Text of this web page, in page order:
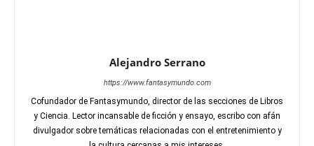
Alejandro Serrano
https://www.fantasymundo.com
Cofundador de Fantasymundo, director de las secciones de Libros
y Ciencia. Lector incansable de ficción y ensayo, escribo con afán
divulgador sobre temáticas relacionadas con el entretenimiento y